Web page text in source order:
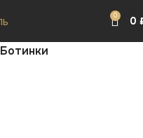
0 0
Ботинки